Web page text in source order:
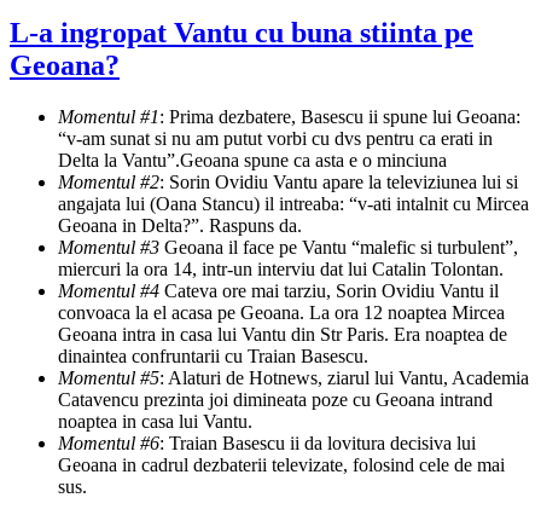
L-a ingropat Vantu cu buna stiinta pe
Geoana?
Momentul #1: Prima dezbatere, Basescu ii spune lui Geoana:
“v-am sunat si nu am putut vorbi cu dvs pentru ca erati in
Delta la Vantu”.Geoana spune ca asta e o minciuna
Momentul #2: Sorin Ovidiu Vantu apare la televiziunea lui si
angajata lui (Oana Stancu) il intreaba: “v-ati intalnit cu Mircea
Geoana in Delta?”. Raspuns da.
Momentul #3 Geoana il face pe Vantu “malefic si turbulent”,
miercuri la ora 14, intr-un interviu dat lui Catalin Tolontan.
Momentul #4 Cateva ore mai tarziu, Sorin Ovidiu Vantu il
convoaca la el acasa pe Geoana. La ora 12 noaptea Mircea
Geoana intra in casa lui Vantu din Str Paris. Era noaptea de
dinaintea confruntarii cu Traian Basescu.
Momentul #5: Alaturi de Hotnews, ziarul lui Vantu, Academia
Catavencu prezinta joi dimineata poze cu Geoana intrand
noaptea in casa lui Vantu.
Momentul #6: Traian Basescu ii da lovitura decisiva lui
Geoana in cadrul dezbaterii televizate, folosind cele de mai
sus.